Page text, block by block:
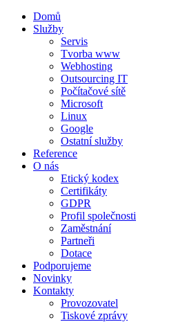
Domů
Služby
Servis
Tvorba www
Webhosting
Outsourcing IT
Počítačové sítě
Microsoft
Linux
Google
Ostatní služby
Reference
O nás
Etický kodex
Certifikáty
GDPR
Profil společnosti
Zaměstnání
Partneři
Dotace
Podporujeme
Novinky
Kontakty
Provozovatel
Tiskové zprávy